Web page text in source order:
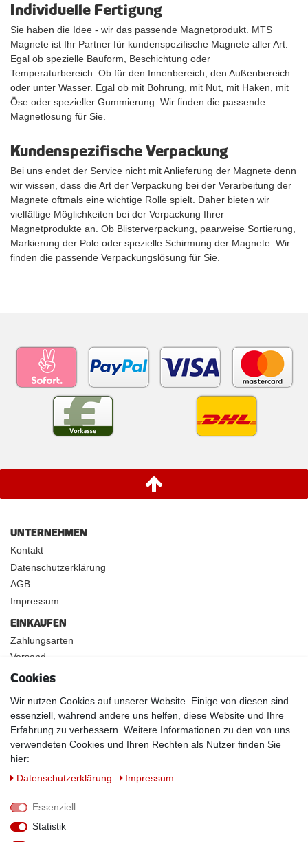
Individuelle Fertigung
Sie haben die Idee - wir das passende Magnetprodukt. MTS
Magnete ist Ihr Partner für kundenspezifische Magnete aller Art.
Egal ob spezielle Bauform, Beschichtung oder
Temperaturbereich. Ob für den Innenbereich, den Außenbereich
oder unter Wasser. Egal ob mit Bohrung, mit Nut, mit Haken, mit
Öse oder spezieller Gummierung. Wir finden die passende
Magnetlösung für Sie.
Kundenspezifische Verpackung
Bei uns endet der Service nicht mit Anlieferung der Magnete denn
wir wissen, dass die Art der Verpackung bei der Verarbeitung der
Magnete oftmals eine wichtige Rolle spielt. Daher bieten wir
vielfältige Möglichkeiten bei der Verpackung Ihrer
Magnetprodukte an. Ob Blisterverpackung, paarweise Sortierung,
Markierung der Pole oder spezielle Schirmung der Magnete. Wir
finden die passende Verpackungslösung für Sie.
UNTERNEHMEN
Kontakt
Datenschutzerklärung
AGB
Impressum
EINKAUFEN
Zahlungsarten
Versand
Widerrufsrecht
INFOS
Kundenanwendungen
Physikalische Eigenschaften
Magnetismus von A-Z
Magnetmaterialien
Downloads
Handelspartner werden
Cookies
Wir nutzen Cookies auf unserer Website. Einige von diesen sind
essenziell, während andere uns helfen, diese Website und Ihre
Erfahrung zu verbessern. Weitere Informationen zu den von uns
verwendeten Cookies und Ihren Rechten als Nutzer finden Sie
hier:
Daten­schutz­erklärung
Impressum
Essenziell
Statistik